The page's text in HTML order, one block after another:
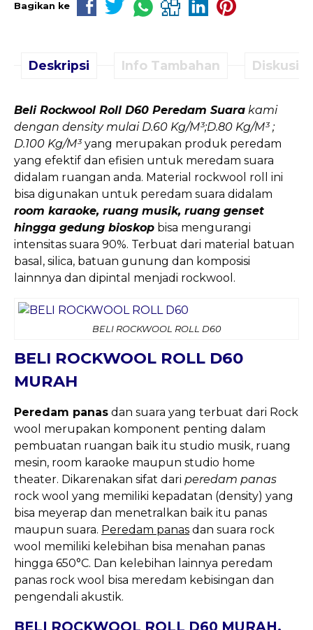
Bagikan ke
Deskripsi Info Tambahan Diskusi
Beli Rockwool Roll D60 Peredam Suara kami
dengan density mulai D.60 Kg/M³;D.80 Kg/M³ ;
D.100 Kg/M³yang merupakan produk peredam
yang efektif dan efisien untuk meredam suara
didalam ruangan anda. Material rockwool roll ini
bisa digunakan untuk peredam suara didalam
room karaoke, ruang musik, ruang genset
hingga gedung bioskop bisa mengurangi
intensitas suara 90%. Terbuat dari material batuan
basal, silica, batuan gunung dan komposisi
lainnnya dan dipintal menjadi rockwool.
BELI ROCKWOOL ROLL D60
BELI ROCKWOOL ROLL D60
MURAH
Peredam panas dan suara yang terbuat dari Rock
wool merupakan komponent penting dalam
pembuatan ruangan baik itu studio musik, ruang
mesin, room karaoke maupun studio home
theater. Dikarenakan sifat dari peredam panas
rock wool yang memiliki kepadatan (density) yang
bisa meyerap dan menetralkan baik itu panas
maupun suara. Peredam panas dan suara rock
wool memiliki kelebihan bisa menahan panas
hingga 650°C. Dan kelebihan lainnya peredam
panas rock wool bisa meredam kebisingan dan
pengendali akustik.